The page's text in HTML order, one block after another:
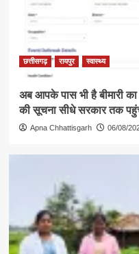
छत्तीसगढ़ रायपुर स्वास्थ्य
अब आपके पास भी है बीमारी
की सूचना सीधे सरकार तक
Apna Chhattisgarh 06/08/